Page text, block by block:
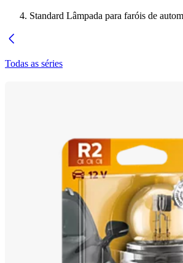
Standard Lâmpada para faróis de
Todas as séries